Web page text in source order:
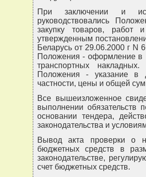
При заключении и
руководствовались
закупку товаров, работ
утвержденным
Беларусь от 29.06.2000 г N
Положения - оформление в
транспортных
Положения - указание в
частности, цены и общей
Все вышеизложенное
выполнении
основании тендера,
законодательства и
Вывод акта проверки о
бюджетных средств в
законодательстве,
счет бюджетных средств.